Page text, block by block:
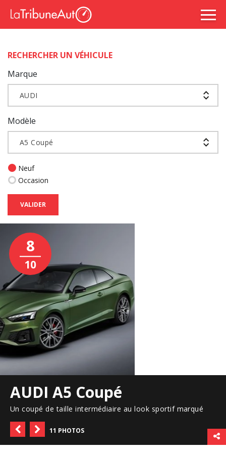
RECHERCHER UN VÉHICULE
Marque
AUDI
Modèle
A5 Coupé
Neuf
Occasion
VALIDER
8
10
AUDI A5 Coupé
Un coupé de taille intermédiaire au look sportif marqué
11 PHOTOS